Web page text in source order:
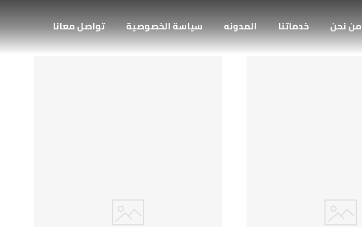
من نحن خدماتنا المدونه سياسة الخصوصية تواصل معانا